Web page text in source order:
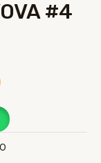
#4